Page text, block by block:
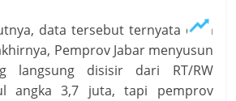
data tersebut ternyata data
Pemprov Jabar menyusun
langsung disisir dari RT/RW
angka 3,7 juta, tapi pemprov